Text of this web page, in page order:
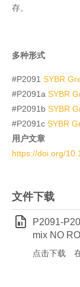
存。
多种形式
#P2091 SYBR
#P2091a SYBR
#P2091b SYBR
#P2091c SYBR
用户文章
https://doi.org/
文件下载
P2091-
mix NO
点击下载